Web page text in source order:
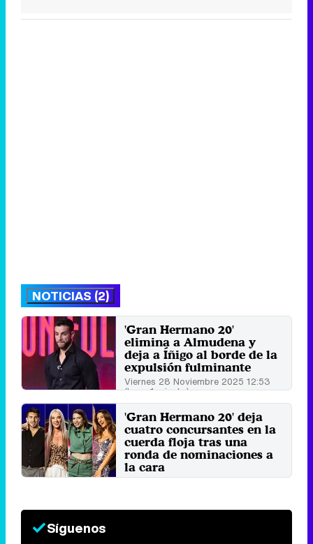
NOTICIAS (2)
'Gran Hermano 20'
elimina a Almudena y
deja a Íñigo al borde de la
expulsión fulminante
Viernes 28 Noviembre 2025 12:53
(hace 1 minuto)
'Gran Hermano 20' deja
cuatro concursantes en la
cuerda floja tras una
ronda de nominaciones a
la cara
Lunes 24 Noviembre 2025 12:32
Síguenos